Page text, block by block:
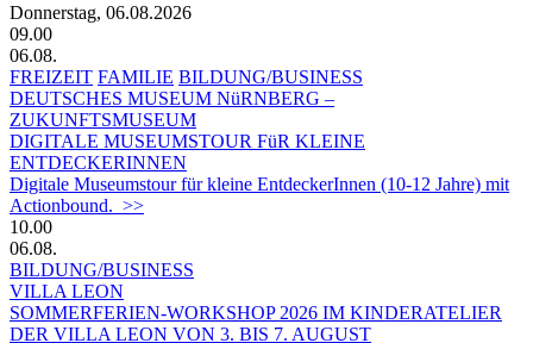
Donnerstag, 06.08.2026
09.00
06.08.
FREIZEIT FAMILIE BILDUNG/BUSINESS
DEUTSCHES MUSEUM NüRNBERG –
ZUKUNFTSMUSEUM
DIGITALE MUSEUMSTOUR FüR KLEINE
ENTDECKERINNEN
Digitale Museumstour für kleine EntdeckerInnen (10-12 Jahre) mit
Actionbound. >>
10.00
06.08.
BILDUNG/BUSINESS
VILLA LEON
SOMMERFERIEN-WORKSHOP 2026 IM KINDERATELIER
DER VILLA LEON VON 3. BIS 7. AUGUST